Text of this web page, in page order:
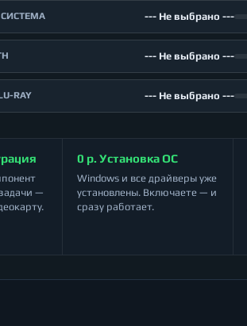
--- Не выбрано ---
--- Не выбрано ---
RAY --- Не выбрано ---
—
0 р. Установка ОС
Windows и все драйверы уже
установлены. Включаете — и
сразу работает.